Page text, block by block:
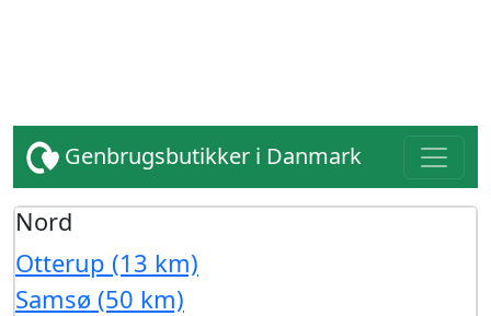
Genbrugsbutikker i Danmark
Nord
Otterup (13 km)
Samsø (50 km)